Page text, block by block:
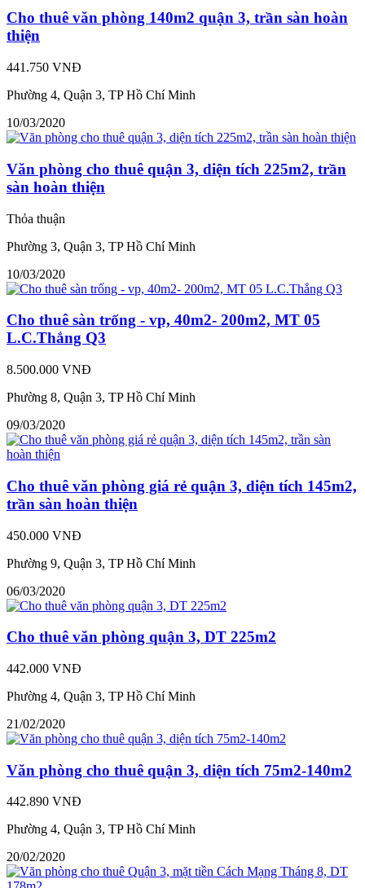
Cho thuê văn phòng 140m2 quận 3, trần sàn hoàn
thiện
441.750 VNĐ
Phường 4, Quận 3, TP Hồ Chí Minh
10/03/2020
Văn phòng cho thuê quận 3, diện tích 225m2, trần
sàn hoàn thiện
Thỏa thuận
Phường 3, Quận 3, TP Hồ Chí Minh
10/03/2020
Cho thuê sàn trống - vp, 40m2- 200m2, MT 05
L.C.Thắng Q3
8.500.000 VNĐ
Phường 8, Quận 3, TP Hồ Chí Minh
09/03/2020
Cho thuê văn phòng giá rẻ quận 3, diện tích 145m2,
trần sàn hoàn thiện
450.000 VNĐ
Phường 9, Quận 3, TP Hồ Chí Minh
06/03/2020
Cho thuê văn phòng quận 3, DT 225m2
442.000 VNĐ
Phường 4, Quận 3, TP Hồ Chí Minh
21/02/2020
Văn phòng cho thuê quận 3, diện tích 75m2-140m2
442.890 VNĐ
Phường 4, Quận 3, TP Hồ Chí Minh
20/02/2020